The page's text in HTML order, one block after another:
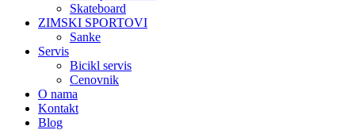
Skateboard
ZIMSKI SPORTOVI
Sanke
Servis
Bicikl servis
Cenovnik
O nama
Kontakt
Blog